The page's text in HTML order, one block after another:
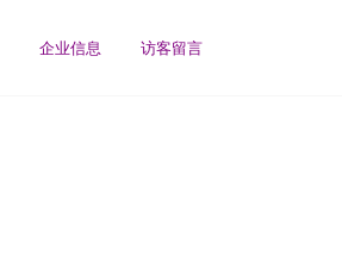
企业信息 访客留言